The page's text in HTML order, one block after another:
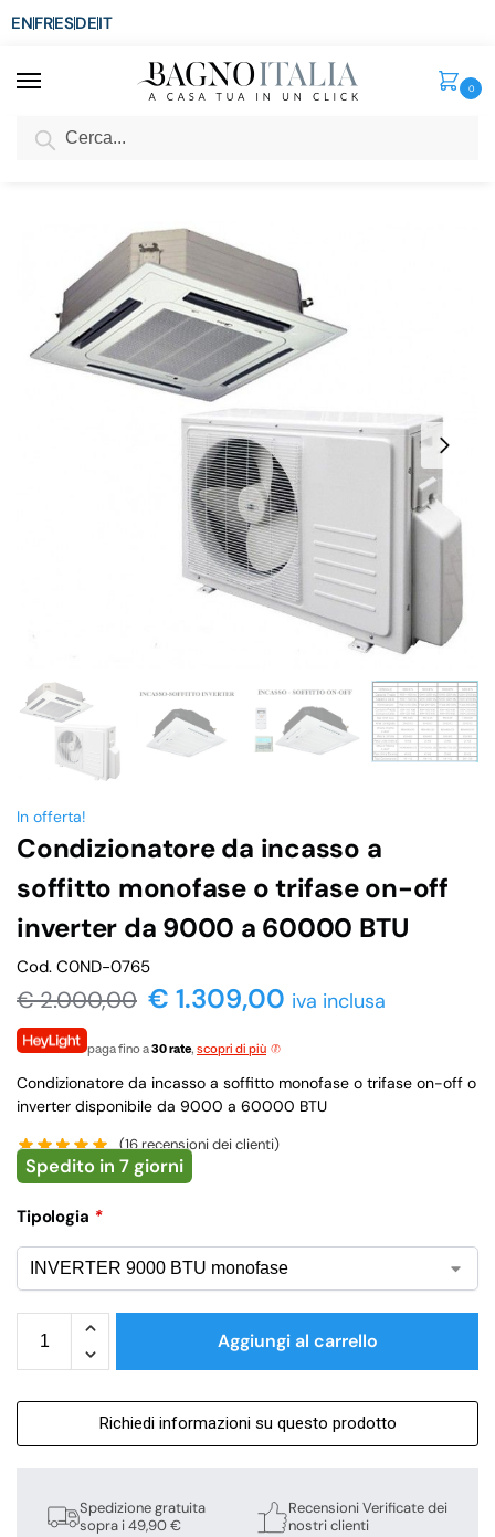
ENFRESDEIT
0
SCONTO del 3%
In offerta!
Condizionatore da incasso a
soffitto monofase o trifase on-off
inverter da 9000 a 60000 BTU
Cod. C0ND-0765
€2.000,00 € 1.309,00 iva inclusa
paga fino a30 rate, scopri di più
Condizionatore da incasso a soffitto monofase o trifase on-off o
inverter disponibile da 9000 a 60000 BTU
(16recensioni dei clienti)
Spedito in 7 giorni
Tipologia *
Aggiungi al carrello
Richiedi informazioni su questo prodotto
Spedizione gratuita
sopra i 49,90 €
Recensioni Verificate dei
nostri clienti